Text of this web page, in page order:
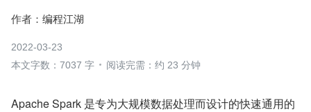
作者： 编程江湖
2022-03-23
本文字数：7037 字
阅读完需：约 23 分钟
Apache Spark 是专为大规模数据处理而设计的快速通用的